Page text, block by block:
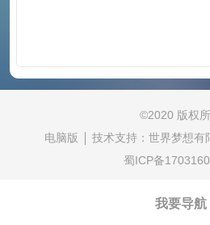
©2020 版权
电脑版
技术支持： 世界梦想有
蜀ICP备
我要导航